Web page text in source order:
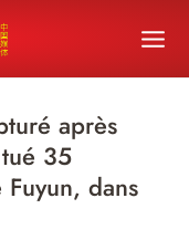
après
35
dans